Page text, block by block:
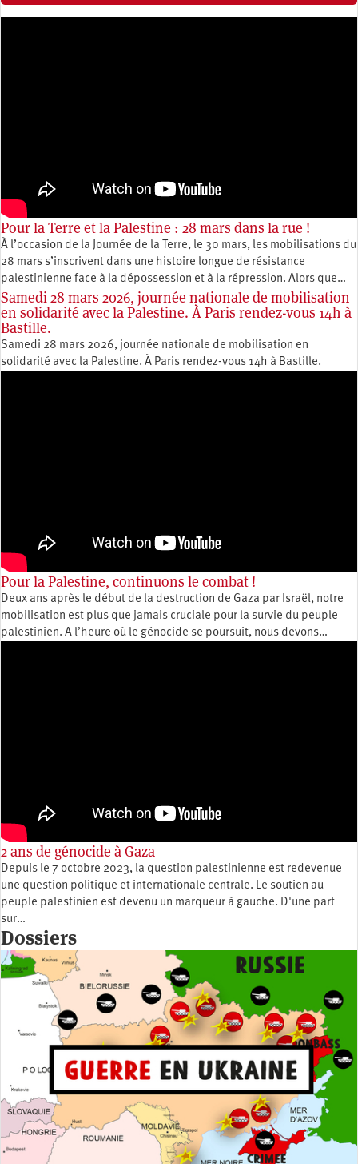
Pour la Terre et la Palestine : 28 mars dans la rue !
À l’occasion de la Journée de la Terre, le 30 mars, les mobilisations du
28 mars s’inscrivent dans une histoire longue de résistance
palestinienne face à la dépossession et à la répression. Alors que…
Samedi 28 mars 2026, journée nationale de mobilisation
en solidarité avec la Palestine. À Paris rendez-vous 14h à
Bastille.
Samedi 28 mars 2026, journée nationale de mobilisation en
solidarité avec la Palestine. À Paris rendez-vous 14h à Bastille.
Pour la Palestine, continuons le combat !
Deux ans après le début de la destruction de Gaza par Israël, notre
mobilisation est plus que jamais cruciale pour la survie du peuple
palestinien. A l’heure où le génocide se poursuit, nous devons…
2 ans de génocide à Gaza
Depuis le 7 octobre 2023, la question palestinienne est redevenue
une question politique et internationale centrale. Le soutien au
peuple palestinien est devenu un marqueur à gauche. D'une part
sur…
Dossiers